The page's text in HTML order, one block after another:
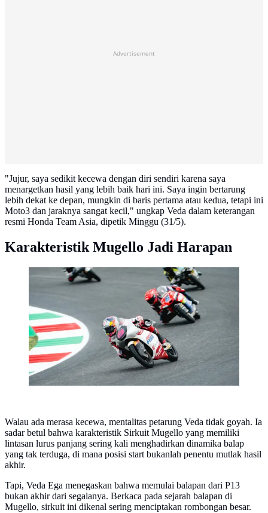
Advertisement
​"Jujur, saya sedikit kecewa dengan diri sendiri karena saya
menargetkan hasil yang lebih baik hari ini. Saya ingin bertarung
lebih dekat ke depan, mungkin di baris pertama atau kedua, tetapi ini
Moto3 dan jaraknya sangat kecil," ungkap Veda dalam keterangan
resmi Honda Team Asia, dipetik Minggu (31/5).
Karakteristik Mugello Jadi Harapan
Veda Ega Pratama menjalani sesi practice Moto3 Italia
2026. (Dok. Honda Team Asia)
Walau ada merasa kecewa, mentalitas petarung Veda tidak goyah. Ia
sadar betul bahwa karakteristik Sirkuit Mugello yang memiliki
lintasan lurus panjang sering kali menghadirkan dinamika balap
yang tak terduga, di mana posisi start bukanlah penentu mutlak hasil
akhir.
​Tapi, Veda Ega menegaskan bahwa memulai balapan dari P13
bukan akhir dari segalanya. Berkaca pada sejarah balapan di
Mugello, sirkuit ini dikenal sering menciptakan rombongan besar.